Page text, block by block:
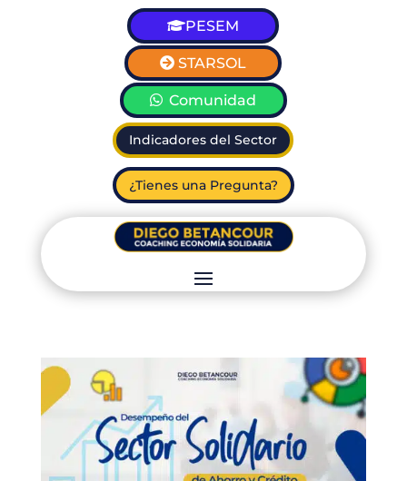
PESEM
STARSOL
Comunidad
Indicadores del Sector
¿Tienes una Pregunta?